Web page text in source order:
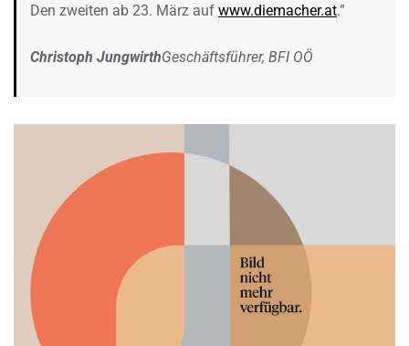
Den zweiten ab 23. März auf www.diemacher.at.”
Christoph JungwirthGeschäftsführer, BFI OÖ